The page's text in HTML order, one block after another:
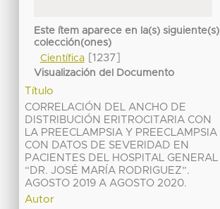
Este ítem aparece en la(s) siguiente(s)
colección(ones)
Científica[1237]
Visualización del Documento
Título
CORRELACIÓN DEL ANCHO DE
DISTRIBUCIÓN ERITROCITARIA CON
LA PREECLAMPSIA Y PREECLAMPSIA
CON DATOS DE SEVERIDAD EN
PACIENTES DEL HOSPITAL GENERAL
“DR. JOSÉ MARÍA RODRIGUEZ”.
AGOSTO 2019 A AGOSTO 2020.
Autor